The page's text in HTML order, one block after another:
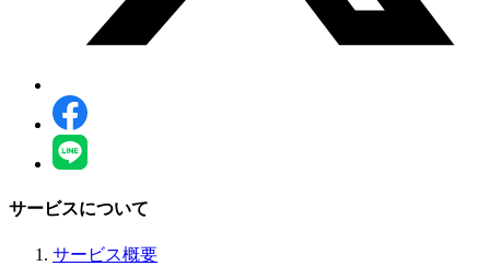
サービスについて
サービス概要